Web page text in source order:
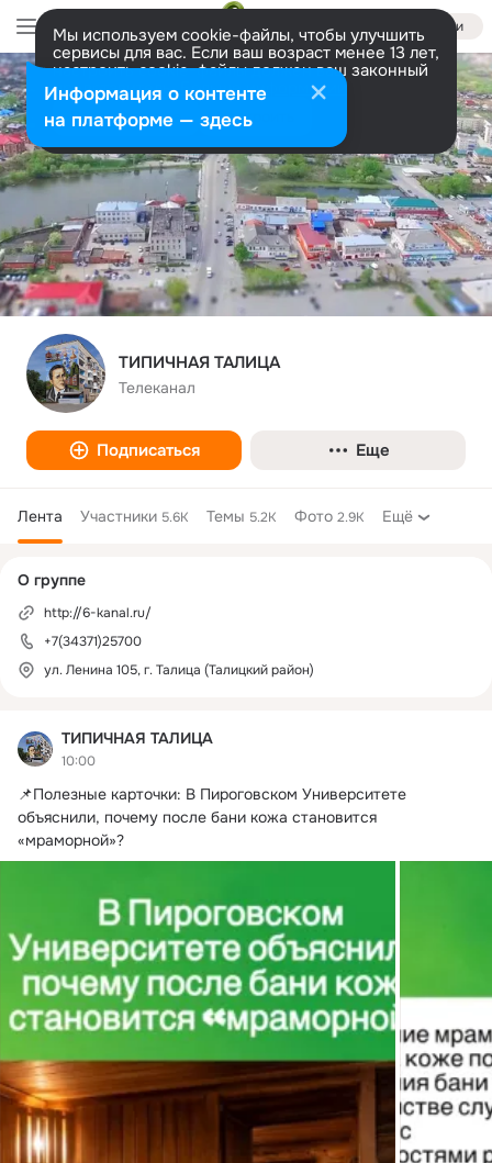
Войти
Мы используем cookie-файлы, чтобы улучшить
сервисы для вас. Если ваш возраст менее 13 лет,
настроить cookie-файлы должен ваш законный
представитель. Больше информации
Разрешить все Настроить
ТИПИЧНАЯ ТАЛИЦА
Телеканал
Подписаться Еще
Лента Участники 5.6K Темы 5.2K Фото 2.9K Ещё
ТИПИЧНАЯ ТАЛИЦА
10:00
📌Полезные карточки: В Пироговском Университете
объяснили, почему после бани кожа становится
«мраморной»?
колонка
О группе
http://6-kanal.ru/
+7(34371)25700
ул. Ленина 105, г. Талица (Талицкий район)
Информация о контенте
на платформе — здесь